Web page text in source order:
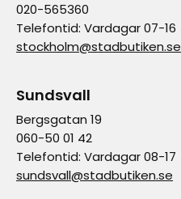
020-565360
Telefontid: Vardagar 07-16
stockholm@stadbutiken.se
Sundsvall
Bergsgatan 19
060-50 01 42
Telefontid: Vardagar 08-17
sundsvall@stadbutiken.se